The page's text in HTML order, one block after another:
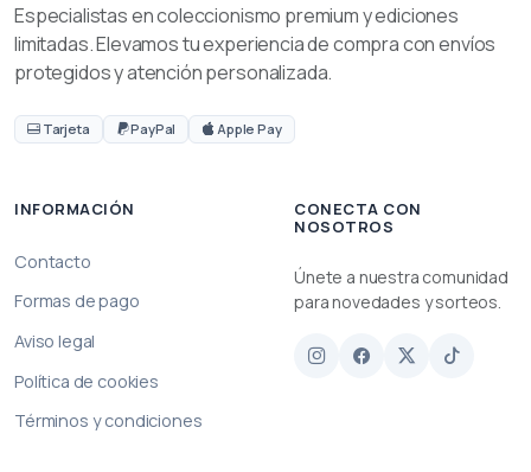
Especialistas en coleccionismo premium y ediciones
limitadas. Elevamos tu experiencia de compra con envíos
protegidos y atención personalizada.
Tarjeta PayPal Apple Pay
INFORMACIÓN
Contacto
Formas de pago
Aviso legal
Política de cookies
Términos y condiciones
CONECTA CON
NOSOTROS
Únete a nuestra comunidad
para novedades y sorteos.